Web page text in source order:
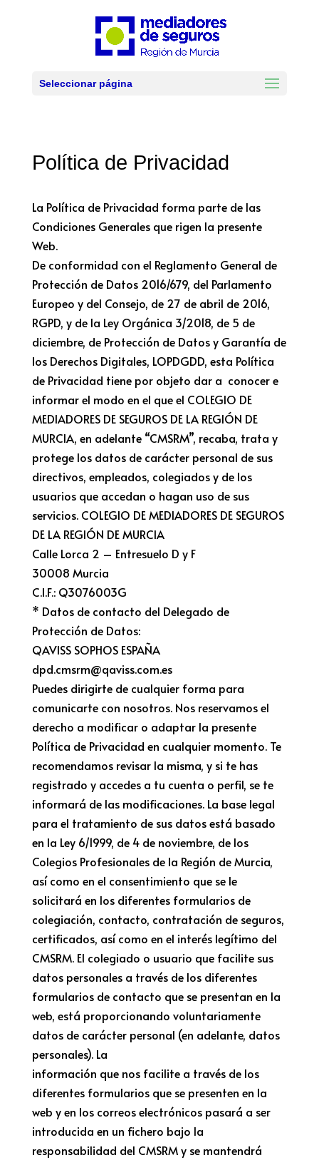
Seleccionar página
Política de Privacidad
La Política de Privacidad forma parte de las
Condiciones Generales que rigen la presente
Web.
De conformidad con el Reglamento General de
Protección de Datos 2016/679, del Parlamento
Europeo y del Consejo, de 27 de abril de 2016,
RGPD, y de la Ley Orgánica 3/2018, de 5 de
diciembre, de Protección de Datos y Garantía de
los Derechos Digitales, LOPDGDD, esta Política
de Privacidad tiene por objeto dar a conocer e
informar el modo en el que el COLEGIO DE
MEDIADORES DE SEGUROS DE LA REGIÓN DE
MURCIA, en adelante “CMSRM”, recaba, trata y
protege los datos de carácter personal de sus
directivos, empleados, colegiados y de los
usuarios que accedan o hagan uso de sus
servicios. COLEGIO DE MEDIADORES DE SEGUROS
DE LA REGIÓN DE MURCIA
Calle Lorca 2 – Entresuelo D y F
30008 Murcia
C.I.F.: Q3076003G
* Datos de contacto del Delegado de
Protección de Datos:
QAVISS SOPHOS ESPAÑA
dpd.cmsrm@qaviss.com.es
Puedes dirigirte de cualquier forma para
comunicarte con nosotros. Nos reservamos el
derecho a modificar o adaptar la presente
Política de Privacidad en cualquier momento. Te
recomendamos revisar la misma, y si te has
registrado y accedes a tu cuenta o perfil, se te
informará de las modificaciones. La base legal
para el tratamiento de sus datos está basado
en la Ley 6/1999, de 4 de noviembre, de los
Colegios Profesionales de la Región de Murcia,
así como en el consentimiento que se le
solicitará en los diferentes formularios de
colegiación, contacto, contratación de seguros,
certificados, así como en el interés legítimo del
CMSRM. El colegiado o usuario que facilite sus
datos personales a través de los diferentes
formularios de contacto que se presentan en la
web, está proporcionando voluntariamente
datos de carácter personal (en adelante, datos
personales). La
información que nos facilite a través de los
diferentes formularios que se presenten en la
web y en los correos electrónicos pasará a ser
introducida en un fichero bajo la
responsabilidad del CMSRM y se mantendrá